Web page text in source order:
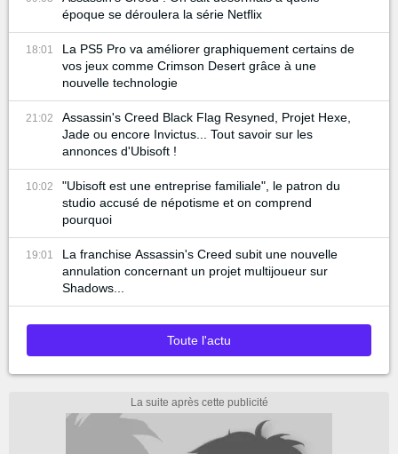
époque se déroulera la série Netflix
18:01
La PS5 Pro va améliorer graphiquement certains de
vos jeux comme Crimson Desert grâce à une
nouvelle technologie
21:02
Assassin's Creed Black Flag Resyned, Projet Hexe,
Jade ou encore Invictus... Tout savoir sur les
annonces d'Ubisoft !
10:02
"Ubisoft est une entreprise familiale", le patron du
studio accusé de népotisme et on comprend
pourquoi
19:01
La franchise Assassin's Creed subit une nouvelle
annulation concernant un projet multijoueur sur
Shadows...
Toute l'actu